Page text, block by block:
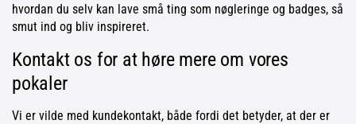
hvordan du selv kan lave små ting som nøgleringe og badges, så
smut ind og bliv inspireret.
Kontakt os for at høre mere om vores
pokaler
Vi er vilde med kundekontakt, både fordi det betyder, at der er